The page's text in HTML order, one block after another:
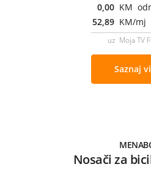
0,00 KM
52,89 KM/mj
uz Moja TV
Saznaj
Nosači za